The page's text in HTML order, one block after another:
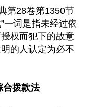
第28卷第1350节
一词是指未经过依
权而犯下的故意
的人认定为必不
合拨款法